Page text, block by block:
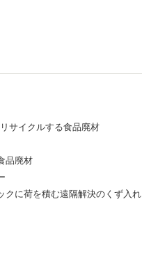
サイクルする食品廃材
品廃材
クに荷を積む遠隔解決のくず入れ